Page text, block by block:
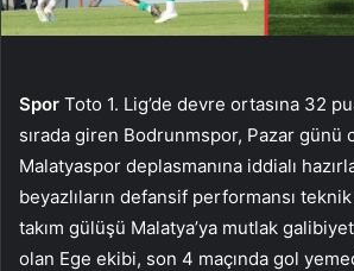
Spor Toto 1. Lig’de devre ortasına 32
sırada giren Bodrunmspor, Pazar günü
Malatyaspor deplasmanına iddialı
beyazlıların defansif performansı
takım gülüşü Malatya’ya mutlak
olan Ege ekibi, son 4 maçında gol